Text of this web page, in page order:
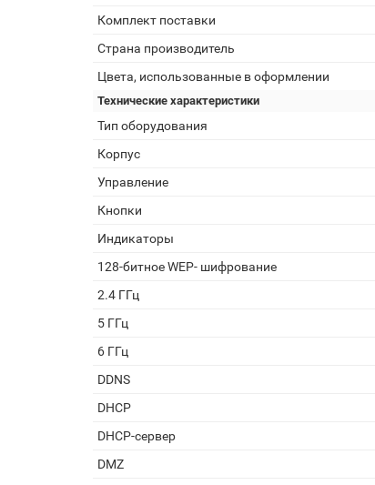
Комплект поставки
Страна производитель
Цвета, использованные в оформлении
Технические характеристики
Тип оборудования
Корпус
Управление
Кнопки
Индикаторы
128-битное WEP- шифрование
2.4 ГГц
5 ГГц
6 ГГц
DDNS
DHCP
DHCP-сервер
DMZ